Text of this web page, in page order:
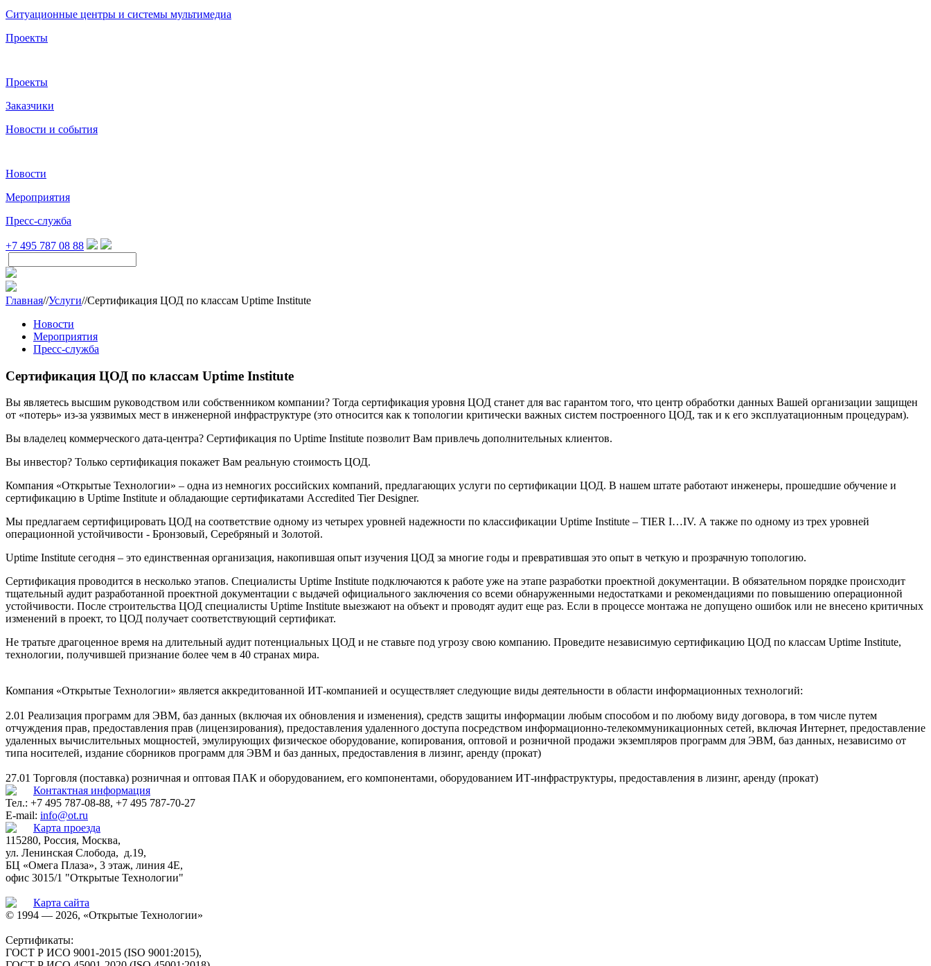
Ситуационные центры и системы мультимедиа
Проекты
Проекты
Заказчики
Новости и события
Новости
Мероприятия
Пресс-служба
+7 495 787 08 88
Главная//Услуги//Cертификация ЦОД по классам Uptime Institute
Новости
Мероприятия
Пресс-служба
Cертификация ЦОД по классам Uptime Institute
Вы являетесь высшим руководством или собственником компании? Тогда сертификация уровня ЦОД станет для вас гарантом того, что центр обработки данных Вашей организации защищен
от «потерь» из-за уязвимых мест в инженерной инфраструктуре (это относится как к топологии критически важных систем построенного ЦОД, так и к его эксплуатационным процедурам).
Вы владелец коммерческого дата-центра? Сертификация по Uptime Institute позволит Вам привлечь дополнительных клиентов.
Вы инвестор? Только сертификация покажет Вам реальную стоимость ЦОД.
Компания «Открытые Технологии» – одна из немногих российских компаний, предлагающих услуги по сертификации ЦОД. В нашем штате работают инженеры, прошедшие обучение и
сертификацию в Uptime Institute и обладающие сертификатами Accredited Tier Designer.
Мы предлагаем сертифицировать ЦОД на соответствие одному из четырех уровней надежности по классификации Uptime Institute – TIER I…IV. А также по одному из трех уровней
операционной устойчивости - Бронзовый, Серебряный и Золотой.
Uptime Institute сегодня – это единственная организация, накопившая опыт изучения ЦОД за многие годы и превратившая это опыт в четкую и прозрачную топологию.
Сертификация проводится в несколько этапов. Специалисты Uptime Institute подключаются к работе уже на этапе разработки проектной документации. В обязательном порядке происходит
тщательный аудит разработанной проектной документации с выдачей официального заключения со всеми обнаруженными недостатками и рекомендациями по повышению операционной
устойчивости. После строительства ЦОД специалисты Uptime Institute выезжают на объект и проводят аудит еще раз. Если в процессе монтажа не допущено ошибок или не внесено критичных
изменений в проект, то ЦОД получает соответствующий сертификат.
Не тратьте драгоценное время на длительный аудит потенциальных ЦОД и не ставьте под угрозу свою компанию. Проведите независимую сертификацию ЦОД по классам Uptime Institute,
технологии, получившей признание более чем в 40 странах мира.
Компания «Открытые Технологии» является аккредитованной ИТ-компанией и осуществляет следующие виды деятельности в области информационных технологий:
2.01 Реализация программ для ЭВМ, баз данных (включая их обновления и изменения), средств защиты информации любым способом и по любому виду договора, в том числе путем
отчуждения прав, предоставления прав (лицензирования), предоставления удаленного доступа посредством информационно-телекоммуникационных сетей, включая Интернет, предоставление
удаленных вычислительных мощностей, эмулирующих физическое оборудование, копирования, оптовой и розничной продажи экземпляров программ для ЭВМ, баз данных, независимо от
типа носителей, издание сборников программ для ЭВМ и баз данных, предоставления в лизинг, аренду (прокат)
27.01 Торговля (поставка) розничная и оптовая ПАК и оборудованием, его компонентами, оборудованием ИТ-инфраструктуры, предоставления в лизинг, аренду (прокат)
Контактная информация
Тел.: +7 495 787-08-88, +7 495 787-70-27
E-mail: info@ot.ru
Карта проезда
115280, Россия, Москва,
ул. Ленинская Слобода, д.19,
БЦ «Омега Плаза», 3 этаж, линия 4Е,
офис 3015/1 "Открытые Технологии"
Карта сайта
© 1994 — 2026, «Открытые Технологии»
Сертификаты:
ГОСТ Р ИСО 9001-2015 (ISO 9001:2015),